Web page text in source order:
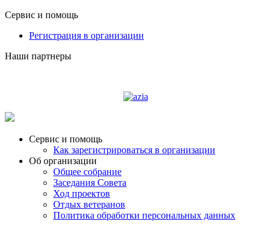
Сервис и помощь
Регистрация в организации
Наши партнеры
Сервис и помощь
Как зарегистрироваться в организации
Об организации
Общее собрание
Заседания Совета
Ход проектов
Отдых ветеранов
Политика обработки персональных данных